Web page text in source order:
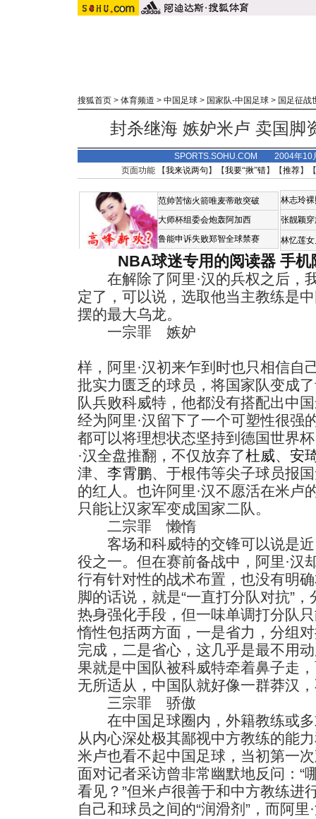
搜狐首页 > 体育频道 > 中国足球 > 国家队-中国足球 > 国足征战
封杀继海 嫉妒米卢 卖国脚
SPORTS.SOHU.COM 2004年10
页面功能 【我来说两句 】【我要“揪”错】【推荐】
范帅苦恼火箭唯麦蒂敢突破
大师杯组委会炮轰阿加西
鲁能申诉失败郑智全球禁赛
林志玲
张靓颖
林忆莲
NBA球迷专用的阅读器 手机
在解除了阿里·汉的兵权之后，
定了，可以说，选取他当主教练是
摆的最大乌龙。
一宗罪 嫉妒
样，阿里·汉初来乍到时也只相信自
批实力匮乏的球员，将国家队变成
队兵败科威特，他都没有搭配出中
经为阿里·汉留下了一个可塑性很强
都可以将理想状态坚持到德国世界
·汉全盘推翻，不仅放弃了杜威、 安
津、 李霄鹏、于根伟等尖子球员报
的红人。也许阿里·汉不愿活在米卢
只能让汉家军变成国家二队。
二宗罪 懒惰
客场和科威特的交锋可以说是近
役之一。但在赛前备战中，阿里·汉
行有针对性的战术布置，也没有明
脚的话说，就是“一直打分队对抗”
热身强化手段，但一味单调打分队
惰性包括两方面，一是省力，分组
完成，二是省心，这几乎是最不用
果就是中国队被科威特牵着鼻子走
无所适从，中国队就好像一群莽汉
三宗罪 骄傲
在中国足球圈内，外籍教练或多
从内心深处极其鄙视中方教练的能
米卢也看不起中国足球，当初第一
面对记者采访曾非常幽默地反问：“
看见？”但米卢很善于和中方教练进
自己和球员之间的“润滑剂”，而阿